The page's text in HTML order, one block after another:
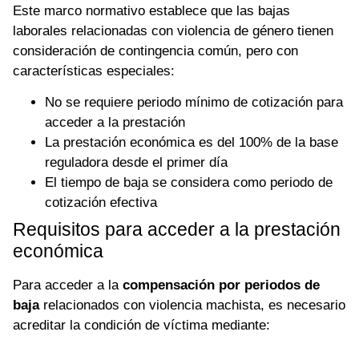
Este marco normativo establece que las bajas
laborales relacionadas con violencia de género tienen
consideración de contingencia común, pero con
características especiales:
No se requiere periodo mínimo de cotización para
acceder a la prestación
La prestación económica es del 100% de la base
reguladora desde el primer día
El tiempo de baja se considera como periodo de
cotización efectiva
Requisitos para acceder a la prestación
económica
Para acceder a la compensación por periodos de
bajarelacionados con violencia machista, es necesario
acreditar la condición de víctima mediante: